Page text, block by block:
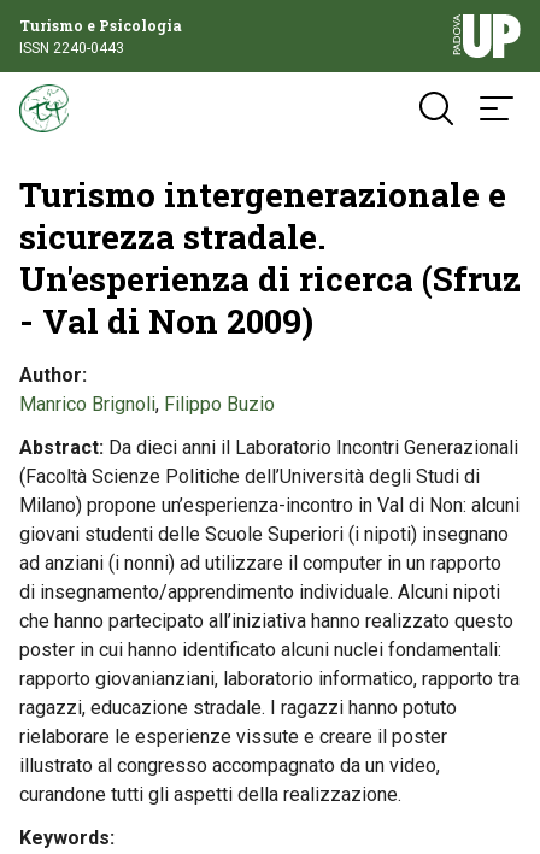
Turismo e Psicologia
ISSN 2240-0443
Turismo intergenerazionale e
sicurezza stradale.
Un'esperienza di ricerca (Sfruz
- Val di Non 2009)
Author
Manrico Brignoli, Filippo Buzio
Abstract Da dieci anni il Laboratorio Incontri Generazionali
(Facoltà Scienze Politiche dell’Università degli Studi di
Milano) propone un’esperienza-incontro in Val di Non: alcuni
giovani studenti delle Scuole Superiori (i nipoti) insegnano
ad anziani (i nonni) ad utilizzare il computer in un rapporto
di insegnamento/apprendimento individuale. Alcuni nipoti
che hanno partecipato all’iniziativa hanno realizzato questo
poster in cui hanno identificato alcuni nuclei fondamentali:
rapporto giovanianziani, laboratorio informatico, rapporto tra
ragazzi, educazione stradale. I ragazzi hanno potuto
rielaborare le esperienze vissute e creare il poster
illustrato al congresso accompagnato da un video,
curandone tutti gli aspetti della realizzazione.
Keywords